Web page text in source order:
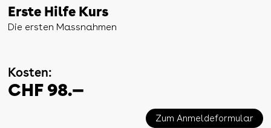
Erste Hilfe Kurs
Die ersten Massnahmen
Kosten:
CHF 98.—
Zum Anmeldeformular